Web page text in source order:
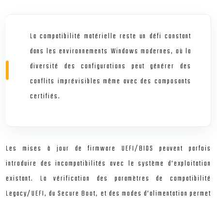
La compatibilité matérielle reste un défi constant
dans les environnements Windows modernes, où la
diversité des configurations peut générer des
conflits imprévisibles même avec des composants
certifiés.
Les mises à jour de firmware UEFI/BIOS peuvent parfois
introduire des incompatibilités avec le système d’exploitation
existant. La vérification des paramètres de compatibilité
Legacy/UEFI, du Secure Boot, et des modes d’alimentation permet